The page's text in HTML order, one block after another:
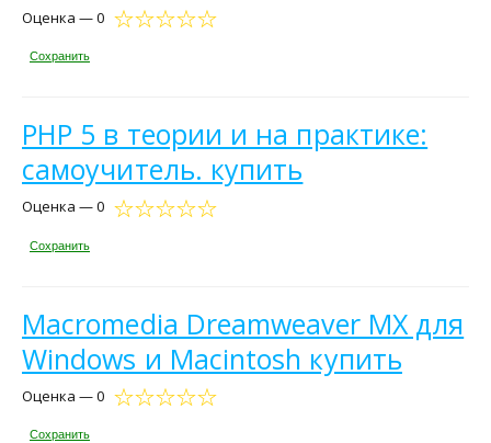
Оценка — 0
Сохранить
PHP 5 в теории и на практике:
самоучитель. купить
Оценка — 0
Сохранить
Macromedia Dreamweaver MX для
Windows и Macintosh купить
Оценка — 0
Сохранить